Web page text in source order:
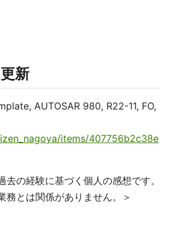
新
AUTOSAR 980, R22-11, FO,
items/407756b2c38e
去の経験に基づく個人の感想です。
務とは関係がありません。＞